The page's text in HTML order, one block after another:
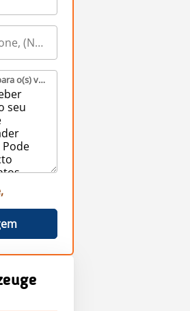
Escreva uma mensagem para o(s) vendedor(es), (Necessário,)